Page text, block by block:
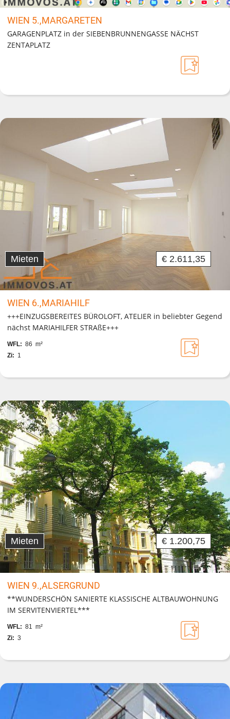
WIEN 5.,MARGARETEN
GARAGENPLATZ in der SIEBENBRUNNENGASSE NÄCHST
ZENTAPLATZ
Mieten € 2.611,35
WIEN 6.,MARIAHILF
+++EINZUGSBEREITES BÜROLOFT, ATELIER in beliebter Gegend
nächst MARIAHILFER STRAßE+++
WFL: 86 m²
Zi: 1
Mieten € 1.200,75
WIEN 9.,ALSERGRUND
**WUNDERSCHÖN SANIERTE KLASSISCHE ALTBAUWOHNUNG
IM SERVITENVIERTEL***
WFL: 81 m²
Zi: 3